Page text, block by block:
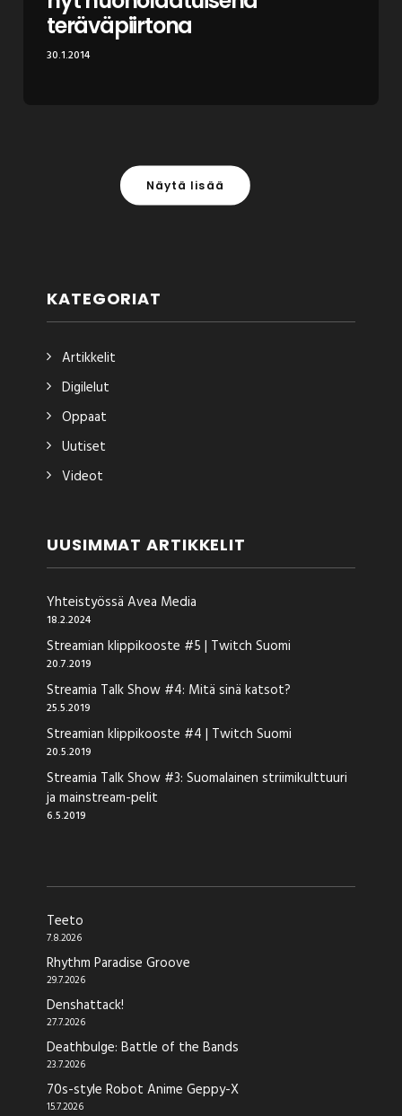
teräväpiirtona
30.1.2014
Näytä lisää
KATEGORIAT
Artikkelit
Digilelut
Oppaat
Uutiset
Videot
UUSIMMAT ARTIKKELIT
Yhteistyössä Avea Media
18.2.2024
Streamian klippikooste #5 | Twitch Suomi
20.7.2019
Streamia Talk Show #4: Mitä sinä katsot?
25.5.2019
Streamian klippikooste #4 | Twitch Suomi
20.5.2019
Streamia Talk Show #3: Suomalainen striimikulttuuri
ja mainstream-pelit
6.5.2019
Teeto
7.8.2026
Rhythm Paradise Groove
29.7.2026
Denshattack!
27.7.2026
Deathbulge: Battle of the Bands
23.7.2026
70s-style Robot Anime Geppy-X
15.7.2026